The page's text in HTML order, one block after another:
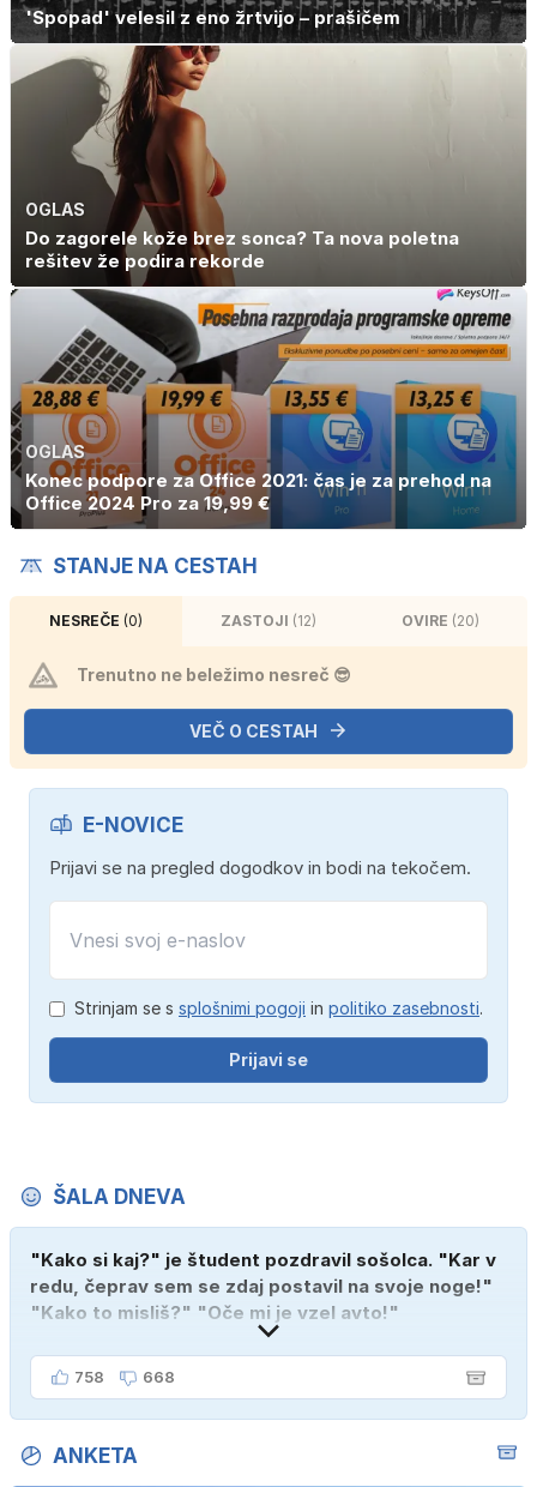
'Spopad' velesil z eno žrtvijo – prašičem
OGLAS
Do zagorele kože brez sonca? Ta nova poletna
rešitev že podira rekorde
OGLAS
Konec podpore za Office 2021: čas je za prehod na
Office 2024 Pro za 19,99 €
STANJE NA CESTAH
NESREČE (0) ZASTOJI (12) OVIRE (20)
Trenutno ne beležimo nesreč 😎
VEČ O CESTAH
E-NOVICE
Prijavi se na pregled dogodkov in bodi na tekočem.
Strinjam se s splošnimi pogoji in politiko zasebnosti.
Prijavi se
ŠALA DNEVA
"Kako si kaj?" je študent pozdravil sošolca. "Kar v
redu, čeprav sem se zdaj postavil na svoje noge!"
"Kako to misliš?" "Oče mi je vzel avto!"
758 668
ANKETA